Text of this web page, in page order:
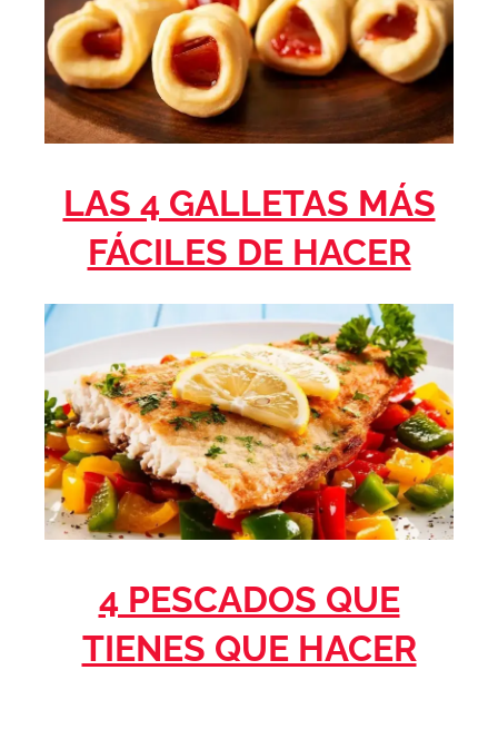
LAS 4 GALLETAS MÁS
FÁCILES DE HACER
4 PESCADOS QUE
TIENES QUE HACER